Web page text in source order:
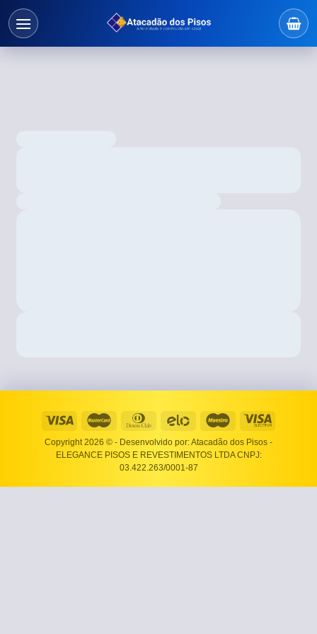
Copyright 2026 © - Desenvolvido por: Atacadão dos Pisos -
ELEGANCE PISOS E REVESTIMENTOS LTDA CNPJ:
03.422.263/0001-87